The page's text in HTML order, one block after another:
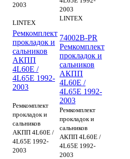
2003
LINTEX
2003
LINTEX
Ремкомплект
прокладок и
сальников
АКПП
4L60E /
4L65E 1992-
2003
Ремкомплект
прокладок и
сальников
АКПП 4L60E /
4L65E 1992-
2003
74002B-PR
Ремкомплект
прокладок и
сальников
АКПП
4L60E /
4L65E 1992-
2003
Ремкомплект
прокладок и
сальников
АКПП 4L60E /
4L65E 1992-
2003